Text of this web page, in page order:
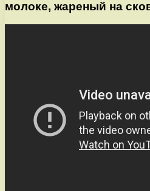
молоке, жареный на